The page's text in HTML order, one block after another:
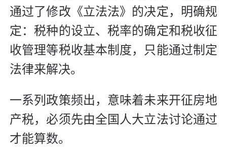
通过了修改《立法法》的决定，明确规
定：税种的设立、税率的确定和税收征
收管理等税收基本制度，只能通过制定
法律来解决。
一系列政策频出，意味着未来开征房地
产税，必须先由全国人大立法讨论通过
才能算数。